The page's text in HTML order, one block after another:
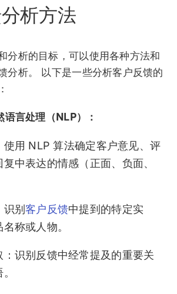
析方法
分析的目标，可以使用各种方法和
分析。 以下是一些分析客户反馈的
语言处理（NLP）：
使用 NLP 算法确定客户意见、评
中表达的情感（正面、负面、
识别客户反馈中提到的特定实
称或人物。
：识别反馈中经常提及的重要关